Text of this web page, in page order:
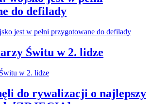
do defilady
Świtu w 2. lidze
do rywalizacji o najlepszy